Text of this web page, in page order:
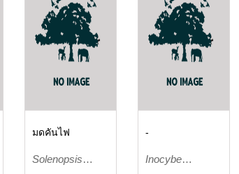
มดคันไฟ
Solenopsis
-
Inocybe